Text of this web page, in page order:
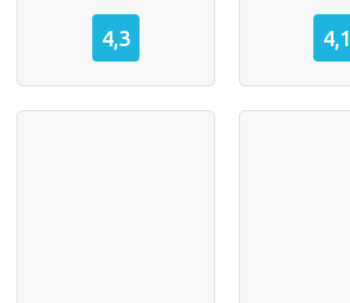
4,3 4,1